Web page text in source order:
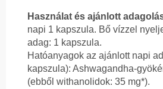
Használat és ajánlott
napi 1 kapszula. Bő vízzel
adag: 1 kapszula.
Hatóanyagok az ajánlott napi
kapszula): Ashwagandha-
(ebből withanolidok: 35 mg*).